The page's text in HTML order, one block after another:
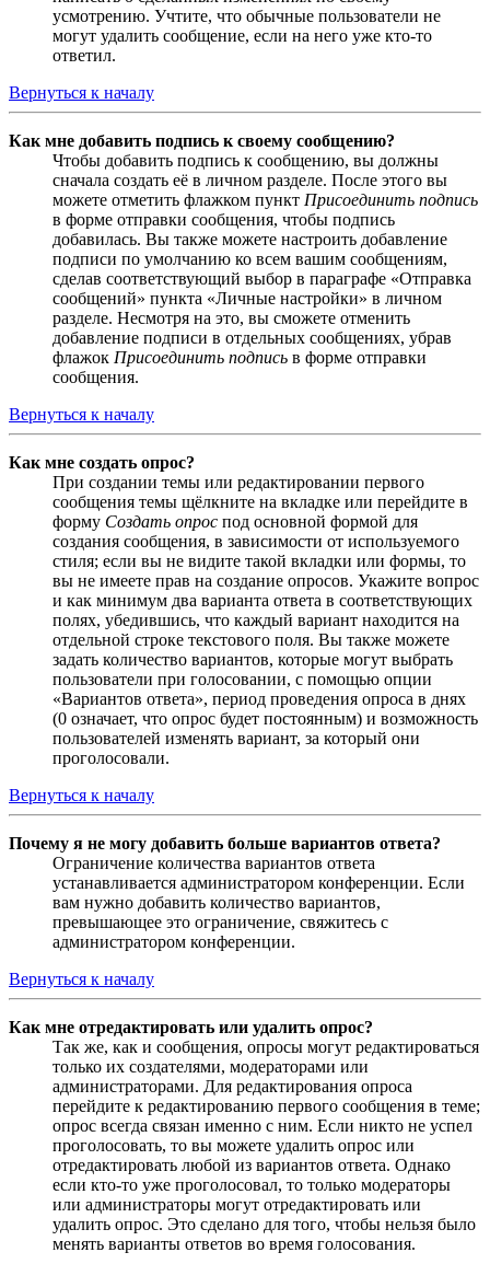
усмотрению. Учтите, что обычные пользователи не
могут удалить сообщение, если на него уже кто-то
ответил.
Вернуться к началу
Как мне добавить подпись к своему сообщению?
Чтобы добавить подпись к сообщению, вы должны
сначала создать её в личном разделе. После этого вы
можете отметить флажком пункт Присоединить подпись
в форме отправки сообщения, чтобы подпись
добавилась. Вы также можете настроить добавление
подписи по умолчанию ко всем вашим сообщениям,
сделав соответствующий выбор в параграфе «Отправка
сообщений» пункта «Личные настройки» в личном
разделе. Несмотря на это, вы сможете отменить
добавление подписи в отдельных сообщениях, убрав
флажок Присоединить подпись в форме отправки
сообщения.
Вернуться к началу
Как мне создать опрос?
При создании темы или редактировании первого
сообщения темы щёлкните на вкладке или перейдите в
форму Создать опрос под основной формой для
создания сообщения, в зависимости от используемого
стиля; если вы не видите такой вкладки или формы, то
вы не имеете прав на создание опросов. Укажите вопрос
и как минимум два варианта ответа в соответствующих
полях, убедившись, что каждый вариант находится на
отдельной строке текстового поля. Вы также можете
задать количество вариантов, которые могут выбрать
пользователи при голосовании, с помощью опции
«Вариантов ответа», период проведения опроса в днях
(0 означает, что опрос будет постоянным) и возможность
пользователей изменять вариант, за который они
проголосовали.
Вернуться к началу
Почему я не могу добавить больше вариантов ответа?
Ограничение количества вариантов ответа
устанавливается администратором конференции. Если
вам нужно добавить количество вариантов,
превышающее это ограничение, свяжитесь с
администратором конференции.
Вернуться к началу
Как мне отредактировать или удалить опрос?
Так же, как и сообщения, опросы могут редактироваться
только их создателями, модераторами или
администраторами. Для редактирования опроса
перейдите к редактированию первого сообщения в теме;
опрос всегда связан именно с ним. Если никто не успел
проголосовать, то вы можете удалить опрос или
отредактировать любой из вариантов ответа. Однако
если кто-то уже проголосовал, то только модераторы
или администраторы могут отредактировать или
удалить опрос. Это сделано для того, чтобы нельзя было
менять варианты ответов во время голосования.